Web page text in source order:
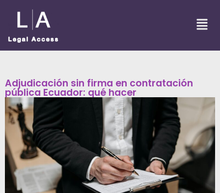
Adjudicación sin firma en contratación
pública Ecuador: qué hacer